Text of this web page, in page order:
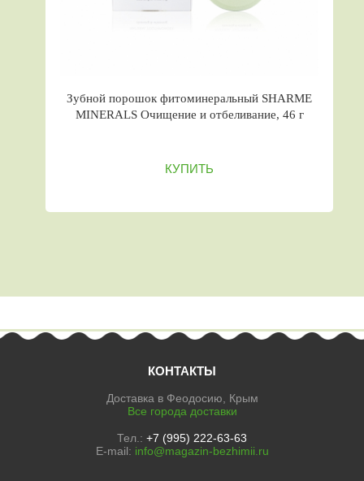
Зубной порошок фитоминеральный SHARME
MINERALS Очищение и отбеливание, 46 г
КУПИТЬ
КОНТАКТЫ
Доставка в Феодосию, Крым
Все города доставки
Тел.: +7 (995) 222-63-63
E-mail: info@magazin-bezhimii.ru